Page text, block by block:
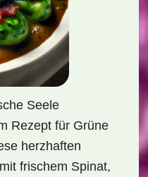
Seele
Rezept für Grüne
herzhaften
frischem Spinat,